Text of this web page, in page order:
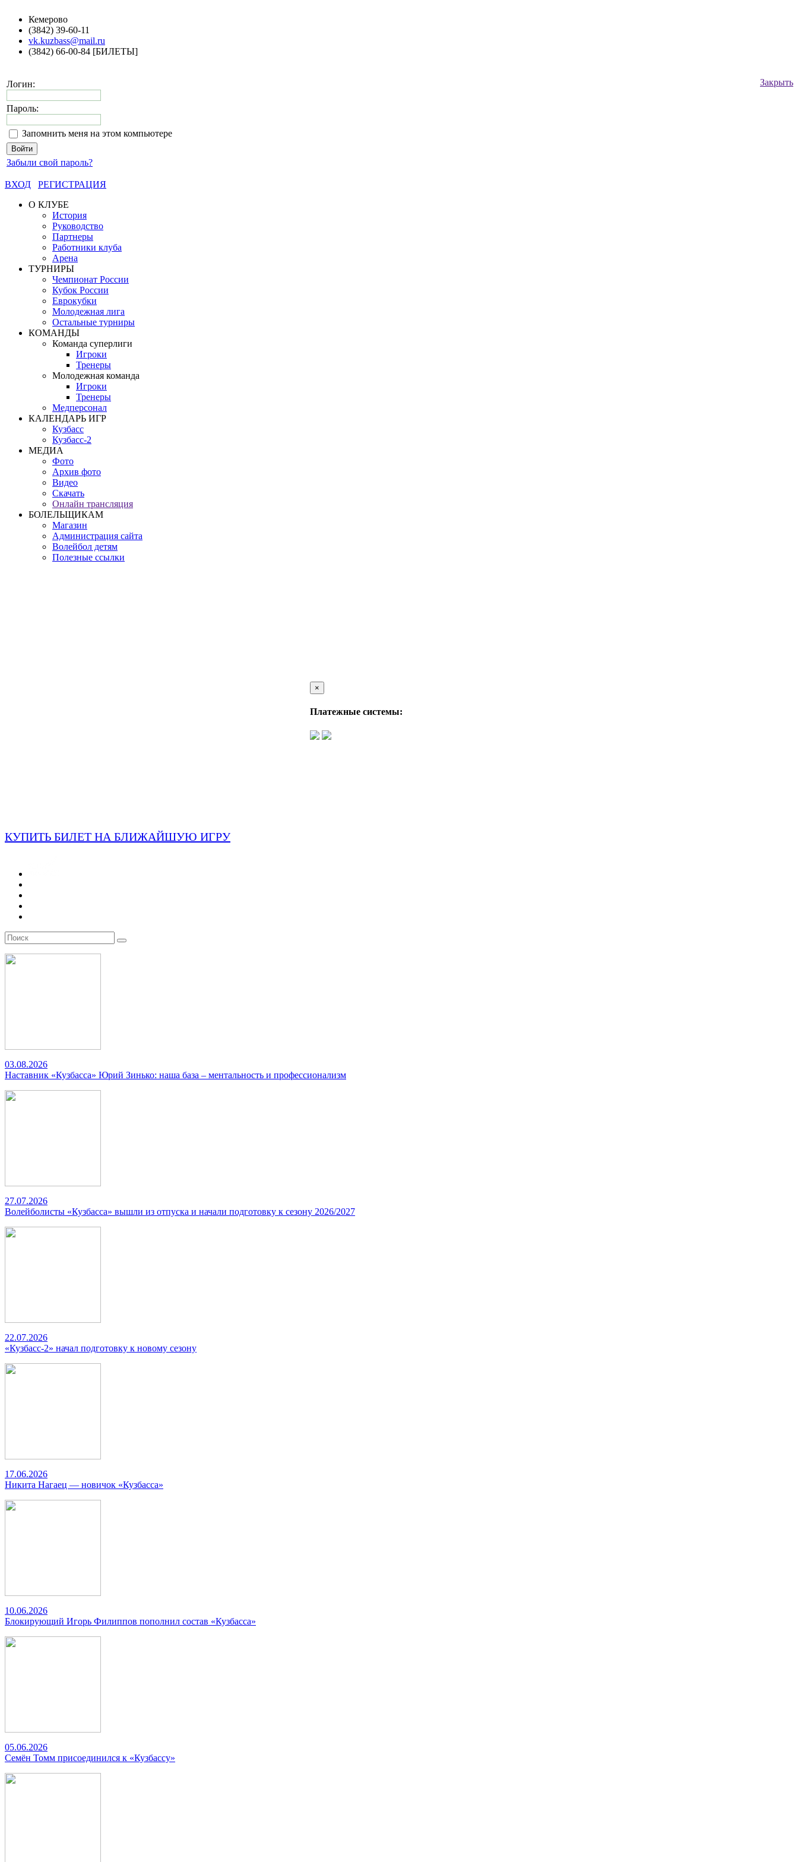
Кемерово
(3842) 39-60-11
vk.kuzbass@mail.ru
(3842) 66-00-84 [БИЛЕТЫ]
Закрыть
Логин:
Пароль:
Запомнить меня на этом компьютере
Забыли свой пароль?
ВХОД
РЕГИСТРАЦИЯ
О КЛУБЕ
История
Руководство
Партнеры
Работники клуба
Арена
ТУРНИРЫ
Чемпионат России
Кубок России
Еврокубки
Молодежная лига
Остальные турниры
КОМАНДЫ
Команда суперлиги
Игроки
Тренеры
Молодежная команда
Игроки
Тренеры
Медперсонал
КАЛЕНДАРЬ ИГР
Кузбасс
Кузбасс-2
МЕДИА
Фото
Архив фото
Видео
Скачать
Онлайн трансляция
БОЛЕЛЬЩИКАМ
Магазин
Администрация сайта
Волейбол детям
Полезные ссылки
×
Платежные системы:
КУПИТЬ БИЛЕТ НА БЛИЖАЙШУЮ ИГРУ
03.08.2026
Наставник «Кузбасса» Юрий Зинько: наша база – ментальность и профессионализм
27.07.2026
Волейболисты «Кузбасса» вышли из отпуска и начали подготовку к сезону 2026/2027
22.07.2026
«Кузбасс-2» начал подготовку к новому сезону
17.06.2026
Никита Нагаец — новичок «Кузбасса»
10.06.2026
Блокирующий Игорь Филиппов пополнил состав «Кузбасса»
05.06.2026
Семён Томм присоединился к «Кузбассу»